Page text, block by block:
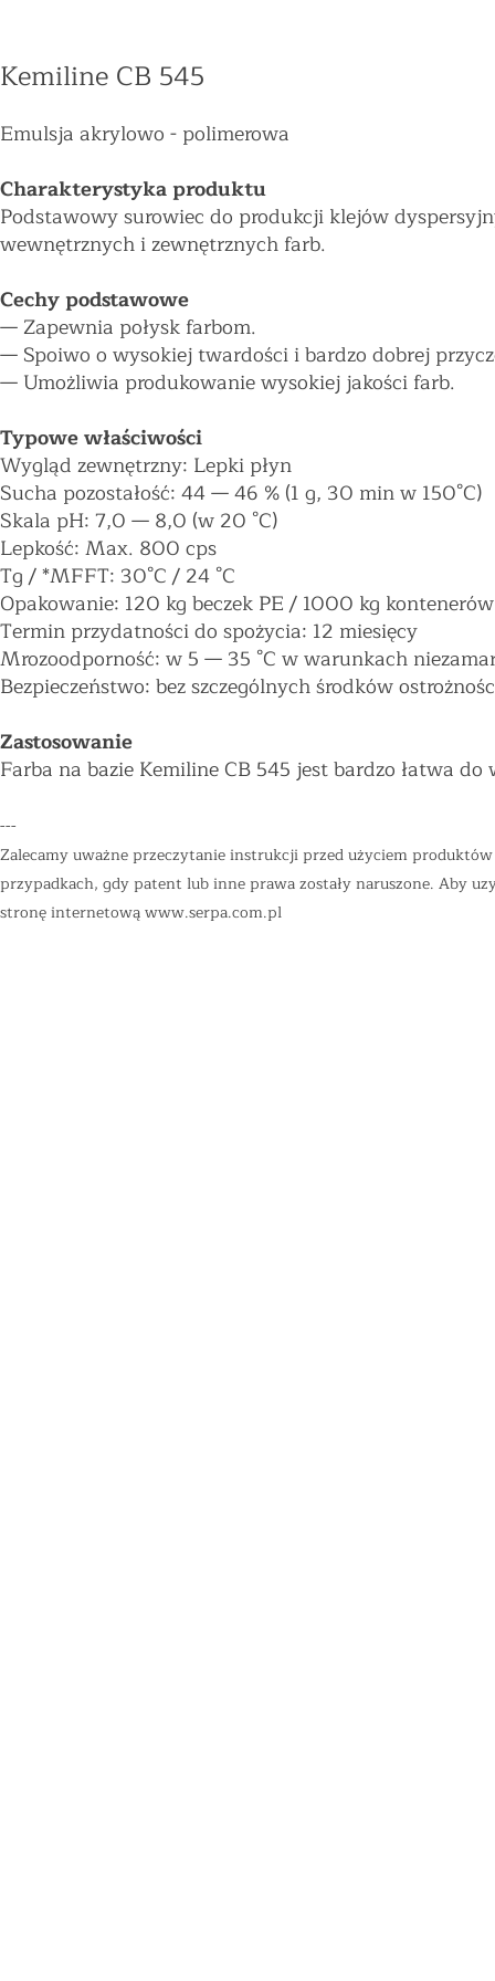
Kemiline CB 545
Emulsja akrylowo - polimerowa
Charakterystyka produktu
Podstawowy surowiec do produkcji klejów
wewnętrznych i zewnętrznych farb.
Cechy podstawowe
—Zapewnia połysk farbom.
— Spoiwo o wysokiej twardości i bardzo dobrej
— Umożliwia produkowanie wysokiej jakości farb.
Typowe właściwości
Wygląd zewnętrzny: Lepki płyn
Sucha pozostałość: 44—46 % (1 g, 30 min w 150°C)
Skala pH: 7,0 — 8,0 (w 20 °C)
Lepkość: Max. 800 cps
Tg / *MFFT: 30°C / 24 °C
Opakowanie: 120 kg beczek PE / 1000 kg
Termin przydatności do spożycia: 12 miesięcy
Mrozoodporność: w 5 — 35 °C w warunkach
Bezpieczeństwo: bez szczególnych środków
Zastosowanie
Farba na bazie Kemiline CB 545 jest bardzo łatwa
---
Zalecamy uważne przeczytanie instrukcji przed użyciem
przypadkach, gdy patent lub inne prawa zostały naruszone. Aby
stronę internetowąwww.serpa.com.pl